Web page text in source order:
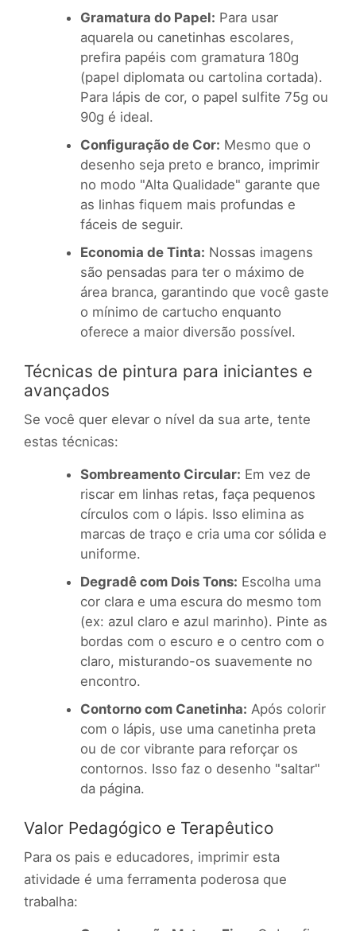
Gramatura do Papel: Para usar
aquarela ou canetinhas escolares,
prefira papéis com gramatura 180g
(papel diplomata ou cartolina cortada).
Para lápis de cor, o papel sulfite 75g ou
90g é ideal.
Configuração de Cor: Mesmo que o
desenho seja preto e branco, imprimir
no modo "Alta Qualidade" garante que
as linhas fiquem mais profundas e
fáceis de seguir.
Economia de Tinta: Nossas imagens
são pensadas para ter o máximo de
área branca, garantindo que você gaste
o mínimo de cartucho enquanto
oferece a maior diversão possível.
Técnicas de pintura para iniciantes e
avançados
Se você quer elevar o nível da sua arte, tente
estas técnicas:
Sombreamento Circular: Em vez de
riscar em linhas retas, faça pequenos
círculos com o lápis. Isso elimina as
marcas de traço e cria uma cor sólida e
uniforme.
Degradê com Dois Tons: Escolha uma
cor clara e uma escura do mesmo tom
(ex: azul claro e azul marinho). Pinte as
bordas com o escuro e o centro com o
claro, misturando-os suavemente no
encontro.
Contorno com Canetinha: Após colorir
com o lápis, use uma canetinha preta
ou de cor vibrante para reforçar os
contornos. Isso faz o desenho "saltar"
da página.
Valor Pedagógico e Terapêutico
Para os pais e educadores, imprimir esta
atividade é uma ferramenta poderosa que
trabalha: